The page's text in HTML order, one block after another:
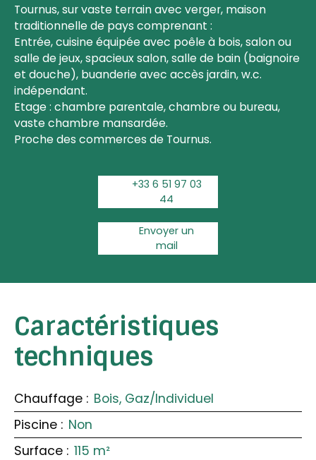
Tournus, sur vaste terrain avec verger, maison
traditionnelle de pays comprenant :
Entrée, cuisine équipée avec poêle à bois, salon ou
salle de jeux, spacieux salon, salle de bain (baignoire
et douche), buanderie avec accès jardin, w.c.
indépendant.
Etage : chambre parentale, chambre ou bureau,
vaste chambre mansardée.
Proche des commerces de Tournus.
+33 6 51 97 03
44
Envoyer un
mail
Caractéristiques
techniques
Chauffage : Bois, Gaz/Individuel
Piscine : Non
Surface : 115 m²